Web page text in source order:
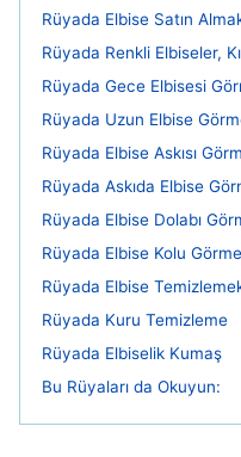
Rüyada Elbise Satın
Rüyada Renkli Elbiseler,
Rüyada Gece Elbisesi
Rüyada Uzun Elbise
Rüyada Elbise Askısı
Rüyada Askıda Elbise
Rüyada Elbise Dolabı
Rüyada Elbise Kolu
Rüyada Elbise
Rüyada Kuru Temizleme
Rüyada Elbiselik Kumaş
Bu Rüyaları da Okuyun: